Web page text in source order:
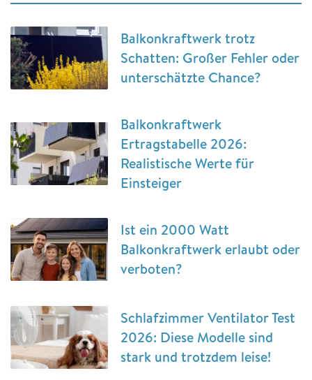
Balkonkraftwerk trotz
Schatten: Großer Fehler oder
unterschätzte Chance?
Balkonkraftwerk
Ertragstabelle 2026:
Realistische Werte für
Einsteiger
Ist ein 2000 Watt
Balkonkraftwerk erlaubt oder
verboten?
Schlafzimmer Ventilator Test
2026: Diese Modelle sind
stark und trotzdem leise!